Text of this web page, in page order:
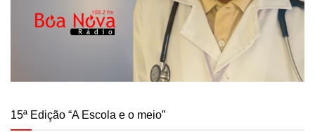
15ª Edição “A Escola e o meio”